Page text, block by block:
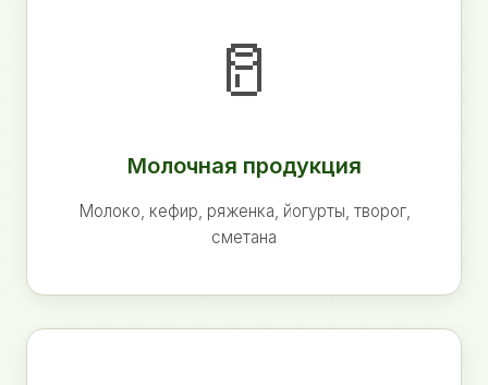
🥛
Молочная продукция
Молоко, кефир, ряженка, йогурты, творог,
сметана